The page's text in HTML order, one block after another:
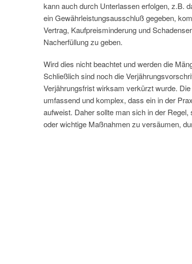
kann auch durch Unterlassen erfolgen, z.B.
ein Gewährleistungsausschluß gegeben,
Vertrag, Kaufpreisminderung und
Nacherfüllung zu geben.
Wird dies nicht beachtet und werden die
Schließlich sind noch die
Verjährungsfrist wirksam verkürzt wurde.
umfassend und komplex, dass ein in der
aufweist. Daher sollte man sich in der
oder wichtige Maßnahmen zu versäumen,